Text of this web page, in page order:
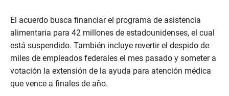
El acuerdo busca financiar el programa de asistencia
alimentaria para 42 millones de estadounidenses, el cual
está suspendido. También incluye revertir el despido de
miles de empleados federales el mes pasado y someter a
votación la extensión de la ayuda para atención médica
que vence a finales de año.